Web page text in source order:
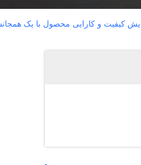
کیفیت و کارایی محصول با یک